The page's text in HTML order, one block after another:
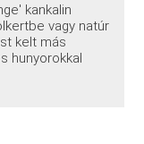
kankalin
vagy natúr
kelt más
hunyorokkal